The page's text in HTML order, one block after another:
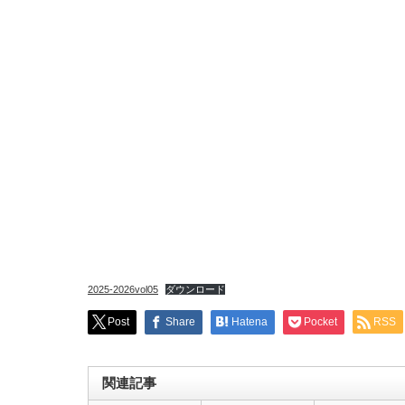
2025-2026vol05 ダウンロード
Post Share Hatena Pocket RSS
関連記事